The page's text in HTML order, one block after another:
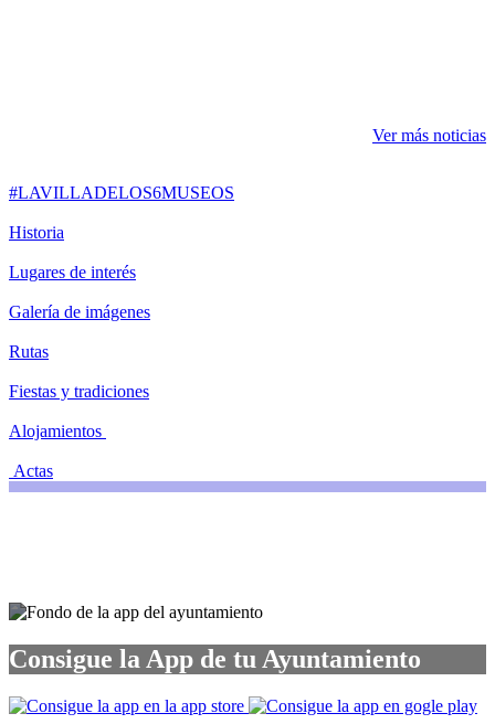
Ver más noticias
#LAVILLADELOS6MUSEOS
Historia
Lugares de interés
Galería de imágenes
Rutas
Fiestas y tradiciones
Alojamientos
Actas
Consigue la App de tu Ayuntamiento